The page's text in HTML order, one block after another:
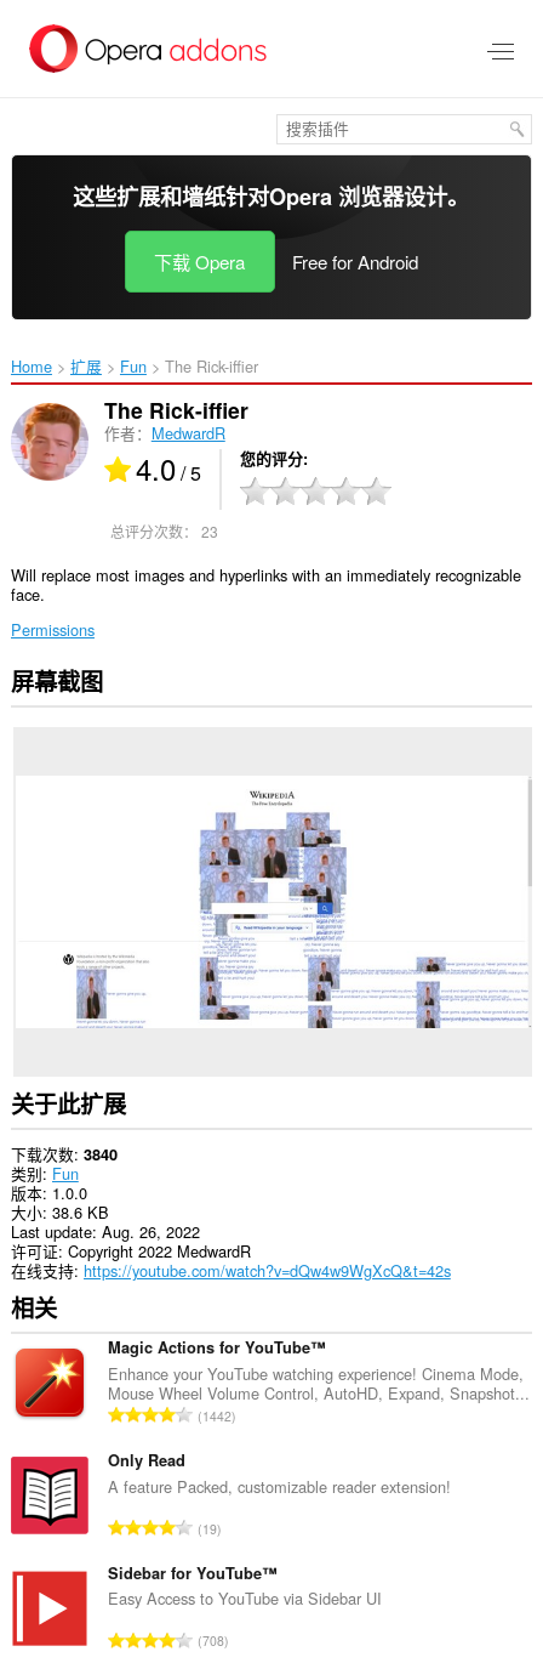
这些扩展和墙纸针对Opera 浏览器设计。
下载 Opera Free for Android
Home 扩展 Fun The Rick-iffier‎
The Rick-iffier
作者： MedwardR
4.0/ 5 您的评分
总评分次数： 23
Will replace most images and hyperlinks with an immediately recognizable
face.
Permissions
此
扩
屏幕截图
关于此扩展
下载次数 3840
类别 Fun
版本 1.0.0
大小 38.6 KB
Last update Aug. 26, 2022
许可证 Copyright 2022 MedwardR
在线支持 https://youtube.com/watch?v=dQw4w9WgXcQ&t=42s
相关
Magic Actions for YouTube™
Enhance your YouTube watching experience! Cinema Mode,
Mouse Wheel Volume Control, AutoHD, Expand, Snapshot...
总
次
：
1442
Only Read
A feature Packed, customizable reader extension!
总
分
次
：
19
Sidebar for YouTube™
Easy Access to YouTube via Sidebar UI
总708